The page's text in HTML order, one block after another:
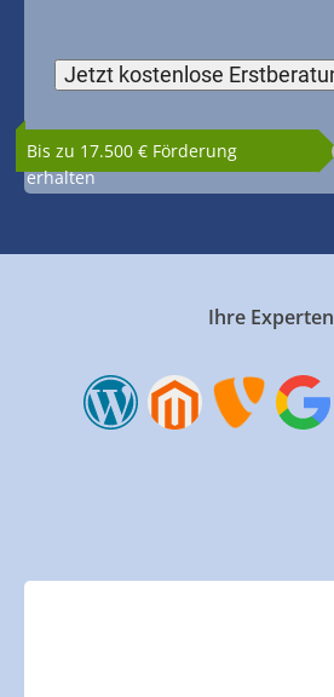
Bis zu 17.500 € Förderung
erhalten
Ihre Experten